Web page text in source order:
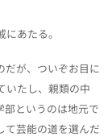
あたる。
だが、ついぞお目に
いたし、親類の中
部というのは地元で
て芸能の道を選んだ